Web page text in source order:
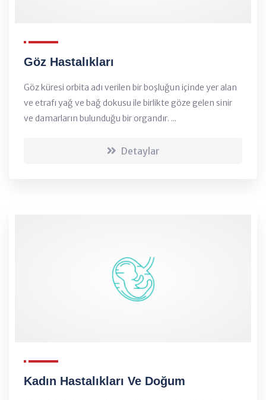
Göz Hastalıkları
Göz küresi orbita adı verilen bir boşluğun içinde yer alan
ve etrafı yağ ve bağ dokusu ile birlikte göze gelen sinir
ve damarların bulunduğu bir organdır. ...
Detaylar
Kadın Hastalıkları Ve Doğum